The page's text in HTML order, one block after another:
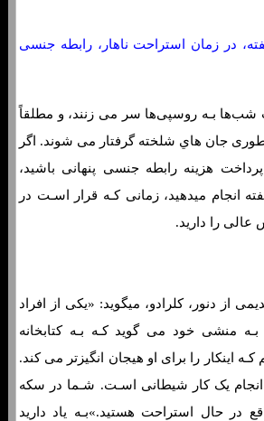
هفته، در زمان استراحت ناهار، رابطه جنسی
شب‌ها بـه روسپی‌ها سر می زنند، و مطلقاً
جان هاي‌ شلخته گرفتار می شوند. اگر
هزینه رابطه جنسی پنهانی باشید،
انجام میدهید، زمانی کـه قرار اسـت در
عالی را دارید.
از دنور، کلرادو، میگوید: «یکی از افراد
منشی خود می گوید کـه بـه کتابخانه
اینکار را برای او هیجان انگیزتر می کند.
انجام یک کار شیطانی اسـت. شـما در سکه
در حال استراحت هستید.»بـه یاد دارید